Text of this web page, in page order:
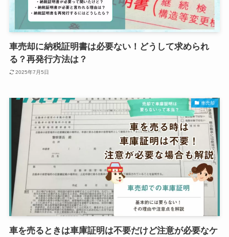
車売却に納税証明書は必要ない！どうして求められ
る？再発行方法は？
2025年7月5日
車売却
車を売るときは車庫証明は不要だけど注意が必要なケ